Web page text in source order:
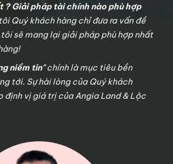
? Giải pháp tài chính nào phù hợp
Quý khách hàng chỉ đưa ra vấn đề
sẽ mang lại giải pháp phù hợp nhất
niềm tin"chính là mục tiêu bền
tới. Sự hài lòng của Quý khách
định vị giá trị của Angia Land & Lộc